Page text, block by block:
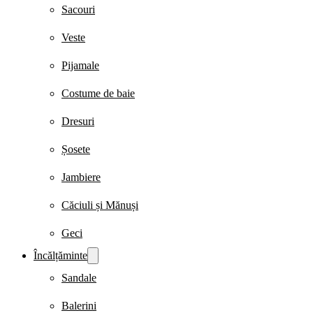
Sacouri
Veste
Pijamale
Costume de baie
Dresuri
Șosete
Jambiere
Căciuli și Mănuși
Geci
Încălțăminte
Sandale
Balerini